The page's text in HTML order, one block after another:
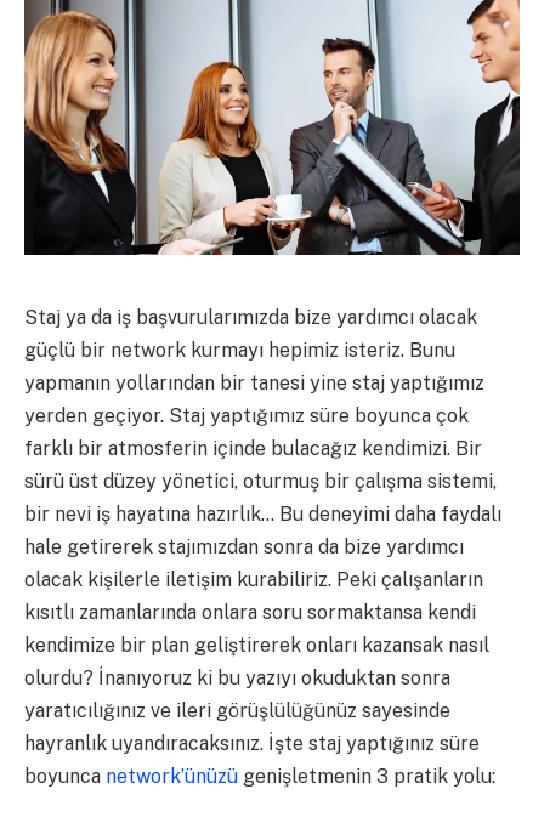
Staj ya da iş başvurularımızda bize yardımcı olacak
güçlü bir network kurmayı hepimiz isteriz. Bunu
yapmanın yollarından bir tanesi yine staj yaptığımız
yerden geçiyor. Staj yaptığımız süre boyunca çok
farklı bir atmosferin içinde bulacağız kendimizi. Bir
sürü üst düzey yönetici, oturmuş bir çalışma sistemi,
bir nevi iş hayatına hazırlık… Bu deneyimi daha faydalı
hale getirerek stajımızdan sonra da bize yardımcı
olacak kişilerle iletişim kurabiliriz. Peki çalışanların
kısıtlı zamanlarında onlara soru sormaktansa kendi
kendimize bir plan geliştirerek onları kazansak nasıl
olurdu? İnanıyoruz ki bu yazıyı okuduktan sonra
yaratıcılığınız ve ileri görüşlülüğünüz sayesinde
hayranlık uyandıracaksınız. İşte staj yaptığınız süre
boyunca network’ünüzü genişletmenin 3 pratik yolu: